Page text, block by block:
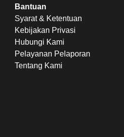
Bantuan
Syarat & Ketentuan
Kebijakan Privasi
Hubungi Kami
Pelayanan Pelaporan
Tentang Kami